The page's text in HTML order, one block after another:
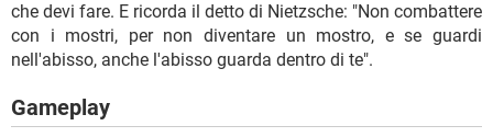
che devi fare. E ricorda il detto di Nietzsche: "Non combattere
con i mostri, per non diventare un mostro, e se guardi
nell'abisso, anche l'abisso guarda dentro di te".
Gameplay